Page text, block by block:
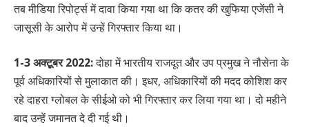
तब मीडिया रिपोर्ट्स में दावा किया गया था कि कतर की खुफिया एजेंसी ने
जासूसी के आरोप में उन्हें गिरफ्तार किया था।
1-3 अक्टूबर 2022:दोहा में भारतीय राजदूत और उप प्रमुख ने नौसेना के
पूर्व अधिकारियों से मुलाकात की। इधर, अधिकारियों की मदद कोशिश कर
रहे दाहरा ग्लोबल के सीईओ को भी गिरफ्तार कर लिया गया था। दो महीने
बाद उन्हें जमानत दे दी गई थी।